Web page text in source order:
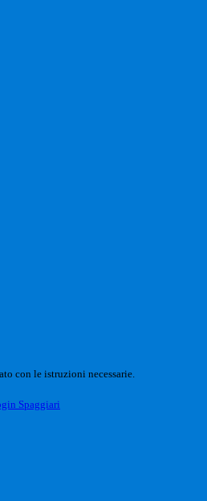
con le istruzioni necessarie.
Spaggiari